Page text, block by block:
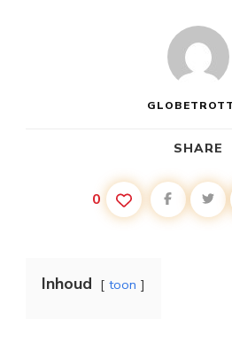
SHARE
0
Inhoud toon